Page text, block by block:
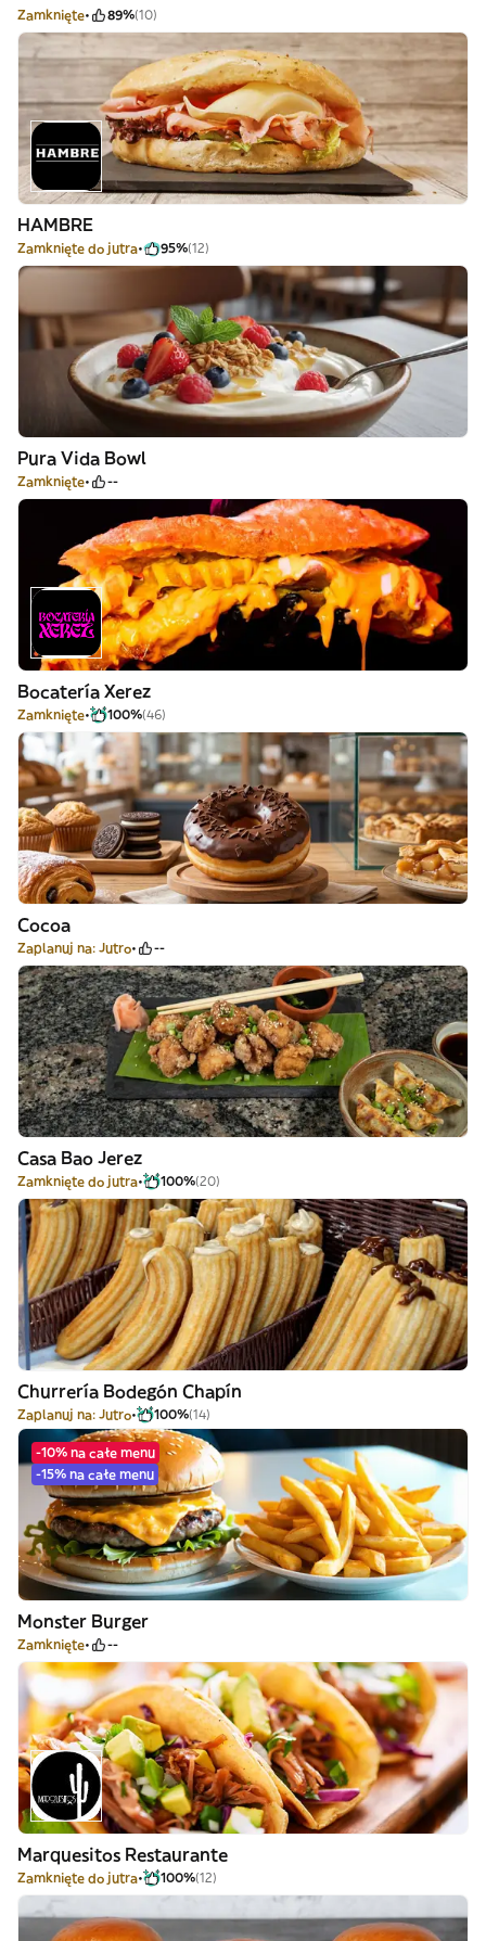
Zamknięte 89%(10)
HAMBRE
Zamknięte do jutra 95%(12)
Pura Vida Bowl
Zamknięte --
Bocatería Xerez
Zamknięte 100%(46)
Cocoa
Zaplanuj na: Jutro --
Casa Bao Jerez
Zamknięte do jutra 100%(20)
Churrería Bodegón Chapín
Zaplanuj na: Jutro 100%(14)
-10% na całe menu
-15% na całe menu
Monster Burger
Zamknięte --
Marquesitos Restaurante
Zamknięte do jutra 100%(12)